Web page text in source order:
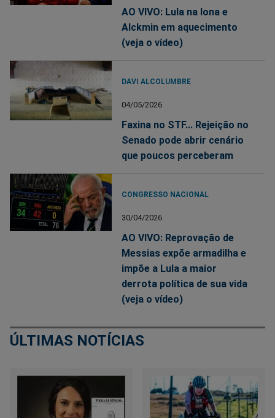
AO VIVO: Lula na lona e
Alckmin em aquecimento
(veja o vídeo)
DAVI ALCOLUMBRE
04/05/2026
Faxina no STF... Rejeição no
Senado pode abrir cenário
que poucos perceberam
CONGRESSO NACIONAL
30/04/2026
AO VIVO: Reprovação de
Messias expõe armadilha e
impõe a Lula a maior
derrota política de sua vida
(veja o vídeo)
ÚLTIMAS NOTÍCIAS